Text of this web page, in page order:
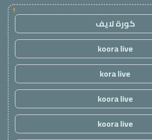
!
كورة لايف
koora live
kora live
koora live
koora live